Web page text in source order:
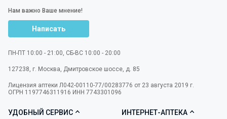
Нам важно Ваше мнение!
Написать
ПН-ПТ 10:00 - 21:00, СБ-ВС 10:00 - 20:00
127238 г. Москва Дмитровское шоссе, д. 85
Лицензия аптеки Л042-00110-77/00283776 от 23 августа 2019 г.
ОГРН 1197746311916 ИНН 7743301096
УДОБНЫЙ СЕРВИС ИНТЕРНЕТ-АПТЕКА